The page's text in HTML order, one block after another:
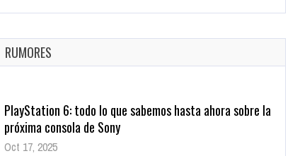
La configuración de Call of Duty 2021 aparentemente
Ago 8, 2021
9998 Views
RUMORES
PlayStation 6: todo lo que sabemos hasta ahora sobre la
próxima consola de Sony
Oct 17, 2025